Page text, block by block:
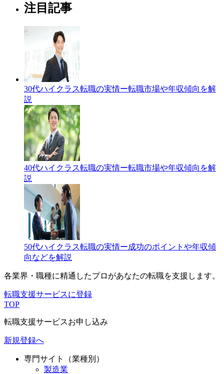
注目記事
30代ハイクラス転職の実情ー転職市場や年収傾向を解
説
40代ハイクラス転職の実情ー転職市場や年収傾向を解
説
50代ハイクラス転職の実情ー成功のポイントや年収傾
向などを解説
各業界・職種に精通したプロがあなたの転職を支援します。
転職支援サービスに登録
TOP
転職支援サービスお申し込み
新規登録へ
専門サイト（業種別）
製造業